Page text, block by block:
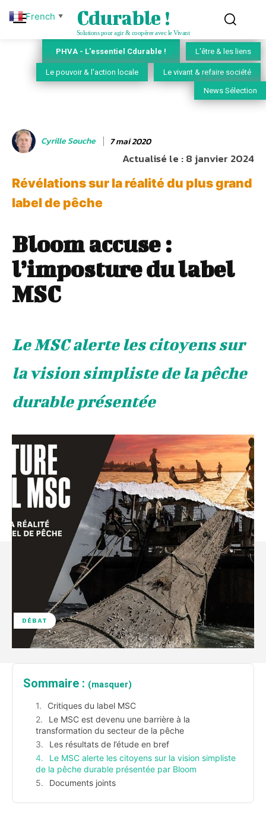
Cdurable !
Solutions pour agir & coopérer avec le Vivant
PHVA - L'essentiel Cdurable ! L'être & les liens
Le pouvoir & l'action locale Le vivant & refaire société
News Sélection
Cyrille Souche 7 mai 2020
Actualisé le :8 janvier 2024
Révélations sur la réalité du plus grand
label de pêche
Bloom accuse :
l’imposture du label
MSC
Le MSC alerte les citoyens sur
la vision simpliste de la pêche
durable présentée
DÉBAT
Sommaire : (masquer)
Critiques du label MSC
Le MSC est devenu une barrière à la
transformation du secteur de la pêche
Les résultats de l’étude en bref
Le MSC alerte les citoyens sur la vision simpliste
de la pêche durable présentée par Bloom
Documents joints
French ▼